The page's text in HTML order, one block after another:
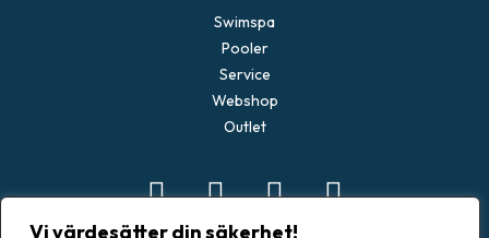
Vi värdesätter din säkerhet!
Swimspa
Pooler
Service
Webshop
Outlet